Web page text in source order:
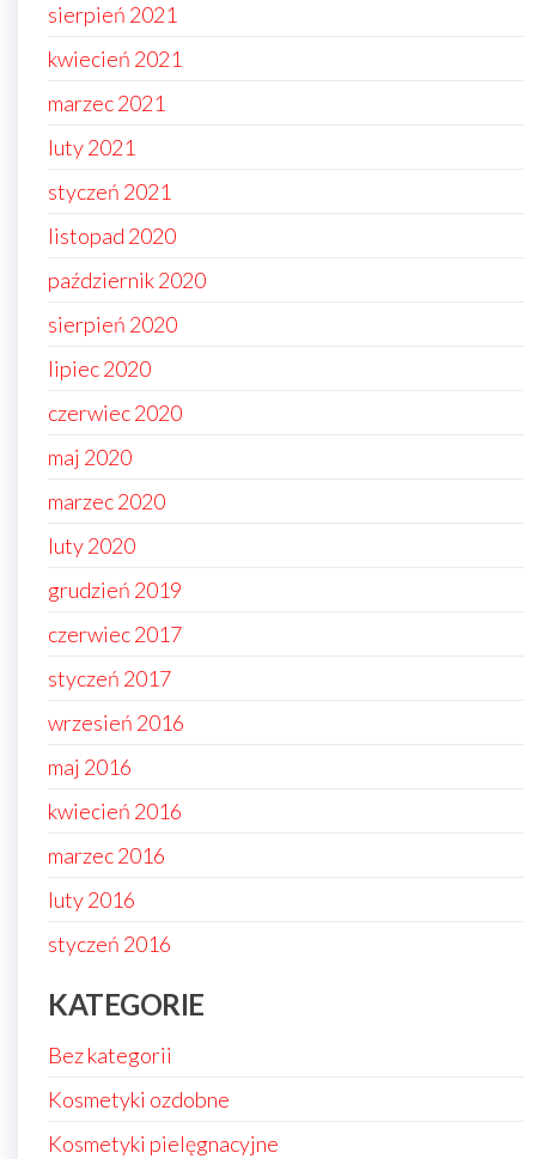
sierpień 2021
kwiecień 2021
marzec 2021
luty 2021
styczeń 2021
listopad 2020
październik 2020
sierpień 2020
lipiec 2020
czerwiec 2020
maj 2020
marzec 2020
luty 2020
grudzień 2019
czerwiec 2017
styczeń 2017
wrzesień 2016
maj 2016
kwiecień 2016
marzec 2016
luty 2016
styczeń 2016
KATEGORIE
Bez kategorii
Kosmetyki ozdobne
Kosmetyki pielęgnacyjne